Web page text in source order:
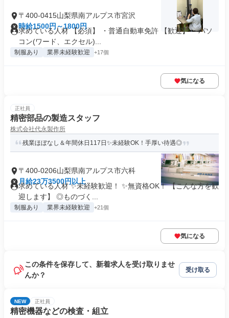
〒400-0415山梨県南アルプス市宮沢
時給1500円～1800円
求めている人材 【必須】 ・普通自動車免許 【歓迎】 ・パソ
コン(ワード、エクセル)...
制服あり 業界未経験歓迎 +17個
気になる
正社員
精密部品の製造スタッフ
株式会社代永製作所
残業ほぼなし＆年間休日117日✨未経験OK！手厚い待遇◎
〒400-0206山梨県南アルプス市六科
月給23万3500円以上
求めている人材 ✨未経験歓迎！ ✨無資格OK！ 【こんな方を歓
迎します】 ◎ものづく...
制服あり 業界未経験歓迎 +21個
気になる
この条件を保存して、新着求人を受け取りませ
んか？
受け取る
NEW 正社員
精密機器などの検査・組立